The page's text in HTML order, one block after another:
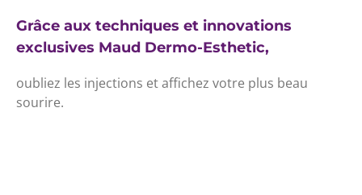
Grâce aux techniques et innovations
exclusives Maud Dermo-Esthetic,
oubliez les injections et affichez votre plus beau
sourire.